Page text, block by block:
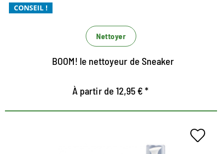
CONSEIL !
Nettoyer
BOOM! le nettoyeur de Sneaker
À partir de 12,95 € *